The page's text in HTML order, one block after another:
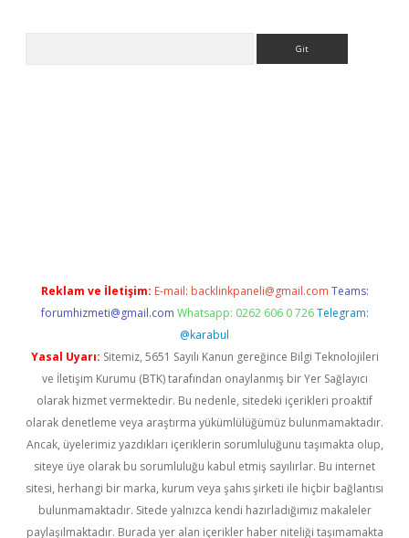
Reklam ve İletişim: E-mail: backlinkpaneli@gmail.com Teams:
forumhizmeti@gmail.com Whatsapp: 0262 606 0 726 Telegram:
@karabul
Yasal Uyarı: Sitemiz, 5651 Sayılı Kanun gereğince Bilgi Teknolojileri
ve İletişim Kurumu (BTK) tarafından onaylanmış bir Yer Sağlayıcı
olarak hizmet vermektedir. Bu nedenle, sitedeki içerikleri proaktif
olarak denetleme veya araştırma yükümlülüğümüz bulunmamaktadır.
Ancak, üyelerimiz yazdıkları içeriklerin sorumluluğunu taşımakta olup,
siteye üye olarak bu sorumluluğu kabul etmiş sayılırlar. Bu internet
sitesi, herhangi bir marka, kurum veya şahıs şirketi ile hiçbir bağlantısı
bulunmamaktadır. Sitede yalnızca kendi hazırladığımız makaleler
paylaşılmaktadır. Burada yer alan içerikler haber niteliği taşımamakta